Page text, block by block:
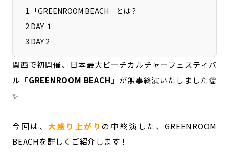
岡山エリア
広島エリア
山口エリア
香川エリア
高知エリア
福岡エリア
佐賀エリア
長崎エリア
大分エリア
1. 「GREENROOM BEACH」とは？
2.DAY １
3.DAY 2
関西で初開催、日本最大ビーチカルチャーフェスティバ
ル 「GREENROOM BEACH」 が無事終演いたしました👏
✨
今回は、大盛り上がり の中終演した、GREENROOM
BEACHを詳しくご紹介します！